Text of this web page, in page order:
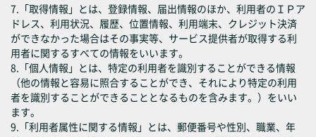
7.「取得情報」とは、登録情報、届出情報のほか、利用者のＩＰア
ドレス、利用状況、履歴、位置情報、利用端末、クレジット決済
ができなかった場合はその事実等、サービス提供者が取得する利
用者に関するすべての情報をいいます。
8.「個人情報」とは、特定の利用者を識別することができる情報
（他の情報と容易に照合することができ、それにより特定の利用
者を識別することができることとなるものを含みます。）をいい
ます。
9.「利用者属性に関する情報」とは、郵便番号や性別、職業、年